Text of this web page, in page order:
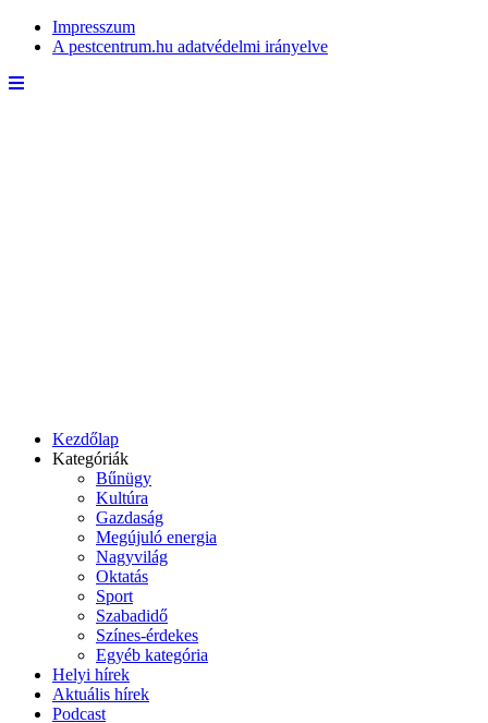
Impresszum
A pestcentrum.hu adatvédelmi irányelve
Kezdőlap
Kategóriák
Bűnügy
Kultúra
Gazdaság
Megújuló energia
Nagyvilág
Oktatás
Sport
Szabadidő
Színes-érdekes
Egyéb kategória
Helyi hírek
Aktuális hírek
Podcast